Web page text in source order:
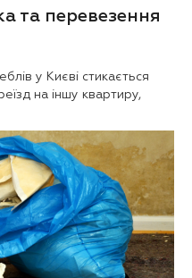
та перевезення
у Києві стикається
на іншу квартиру,